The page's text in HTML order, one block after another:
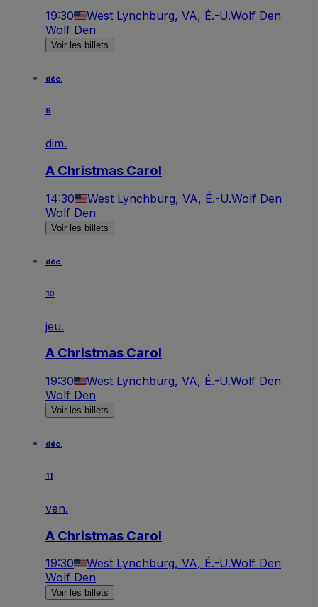
19:30 West Lynchburg, VA, É.-U.Wolf Den
Wolf Den
Voir les billets
déc.
6
dim.
A Christmas Carol
14:30 West Lynchburg, VA, É.-U.Wolf Den
Wolf Den
Voir les billets
déc.
10
jeu.
A Christmas Carol
19:30 West Lynchburg, VA, É.-U.Wolf Den
Wolf Den
Voir les billets
déc.
11
ven.
A Christmas Carol
19:30 West Lynchburg, VA, É.-U.Wolf Den
Wolf Den
Voir les billets